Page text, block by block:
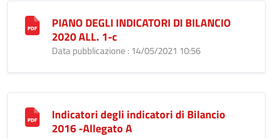
PIANO DEGLI INDICATORI DI BILANCIO
2020 ALL. 1-c
Data pubblicazione : 14/05/2021 10:56
Indicatori degli indicatori di Bilancio
2016 -Allegato A